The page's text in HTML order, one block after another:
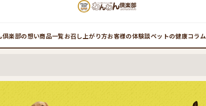
倶楽部の想い商品一覧お召し上がり方お客様の体験談ペットの健康コラム